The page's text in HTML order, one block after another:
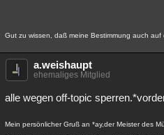
Gut zu wissen, daß meine Bestimmung auch auf
a.weishaupt
ehemaliges Mitglied
alle wegen off-topic
Mein persönlicher Gruß an *ay,der Meister des